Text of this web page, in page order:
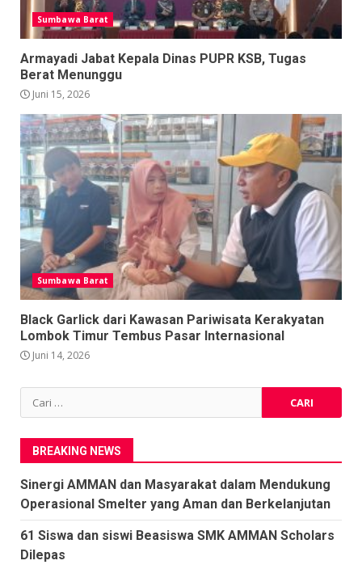
Sumbawa Barat
Armayadi Jabat Kepala Dinas PUPR KSB, Tugas
Berat Menunggu
Juni 15, 2026
Sumbawa Barat
Black Garlick dari Kawasan Pariwisata Kerakyatan
Lombok Timur Tembus Pasar Internasional
Juni 14, 2026
Cari
untuk:
BREAKING NEWS
Sinergi AMMAN dan Masyarakat dalam Mendukung
Operasional Smelter yang Aman dan Berkelanjutan
61 Siswa dan siswi Beasiswa SMK AMMAN Scholars
Dilepas